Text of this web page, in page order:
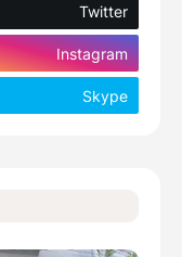
Twitter
Instagram
Skype